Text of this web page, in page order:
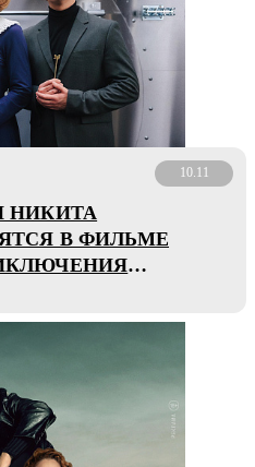
10.11
НИКИТА
В ФИЛЬМЕ